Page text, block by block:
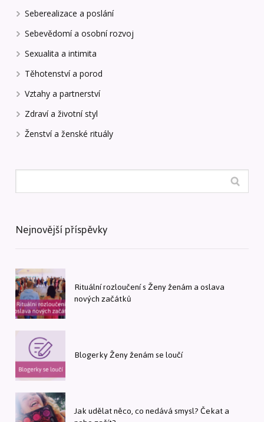
Seberealizace a poslání
Sebevědomí a osobní rozvoj
Sexualita a intimita
Těhotenství a porod
Vztahy a partnerství
Zdraví a životní styl
Ženství a ženské rituály
Nejnovější příspěvky
Rituální rozloučení s Ženy ženám a oslava
nových začátků
Blogerky Ženy ženám se loučí
Jak udělat něco, co nedává smysl? Čekat a